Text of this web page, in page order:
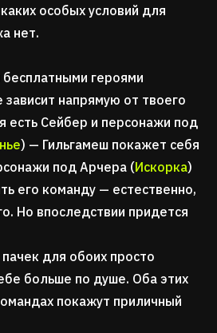
особых условий для
нет.
героями
напрямую от твоего
есть Сейбер и персонажи под
) — Гильгамеш покажет себя
под Арчера (Искорка)
его команду — естественно,
Но впоследствии придется
пачек для обоих просто
больше по душе. Оба этих
покажут приличный